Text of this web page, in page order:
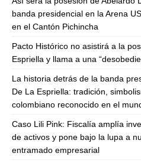
banda presidencial en la Arena
en el Cantón Pichincha
Pacto Histórico no asistirá a la
Espriella y llama a una
La historia detrás de la banda
De La Espriella: tradición,
colombiano reconocido en el
Caso Lili Pink: Fiscalía amplía
de activos y pone bajo la lupa a
entramado empresarial